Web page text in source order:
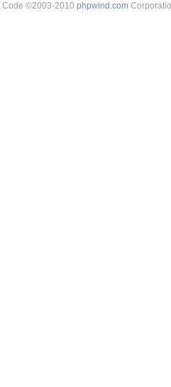
Code ©2003-2010 phpwind.com